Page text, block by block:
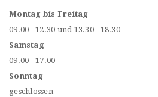
Montag bis Freitag
09.00 - 12.30 und 13.30 - 18.30
Samstag
09.00 - 17.00
Sonntag
geschlossen